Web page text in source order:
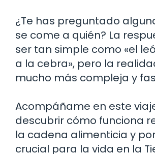
¿Te has preguntado
se come a quién? La
ser tan simple como «el
a la cebra», pero la
mucho más compleja y
Acompáñame en este
descubrir cómo funciona
la cadena alimenticia y
crucial para la vida en la